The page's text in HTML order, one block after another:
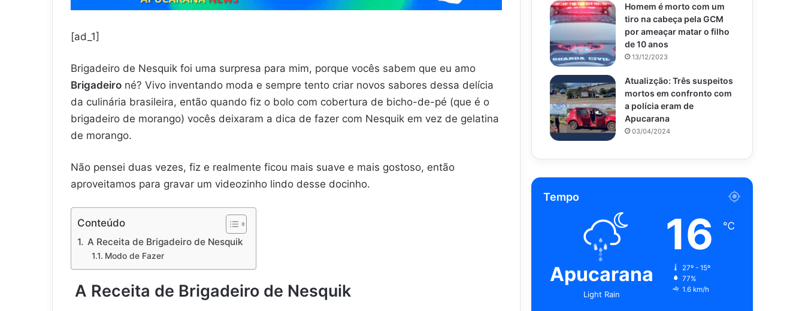
[ad_1]
Brigadeiro de Nesquik foi uma surpresa para mim, porque vocês sabem que eu amo
Brigadeiro né? Vivo inventando moda e sempre tento criar novos sabores dessa delícia
da culinária brasileira, então quando fiz o bolo com cobertura de bicho-de-pé (que é o
brigadeiro de morango) vocês deixaram a dica de fazer com Nesquik em vez de gelatina
de morango.
Não pensei duas vezes, fiz e realmente ficou mais suave e mais gostoso, então
aproveitamos para gravar um videozinho lindo desse docinho.
Conteúdo
A Receita de Brigadeiro de Nesquik
Modo de Fazer
A Receita de Brigadeiro de Nesquik
Homem é morto com um
tiro na cabeça pela GCM
por ameaçar matar o filho
de 10 anos
13/12/2023
Atualizção: Três suspeitos
mortos em confronto com
a polícia eram de
Apucarana
03/04/2024
Tempo
Apucarana
Light Rain
16 ℃
27º - 15º
77%
1.6 km/h